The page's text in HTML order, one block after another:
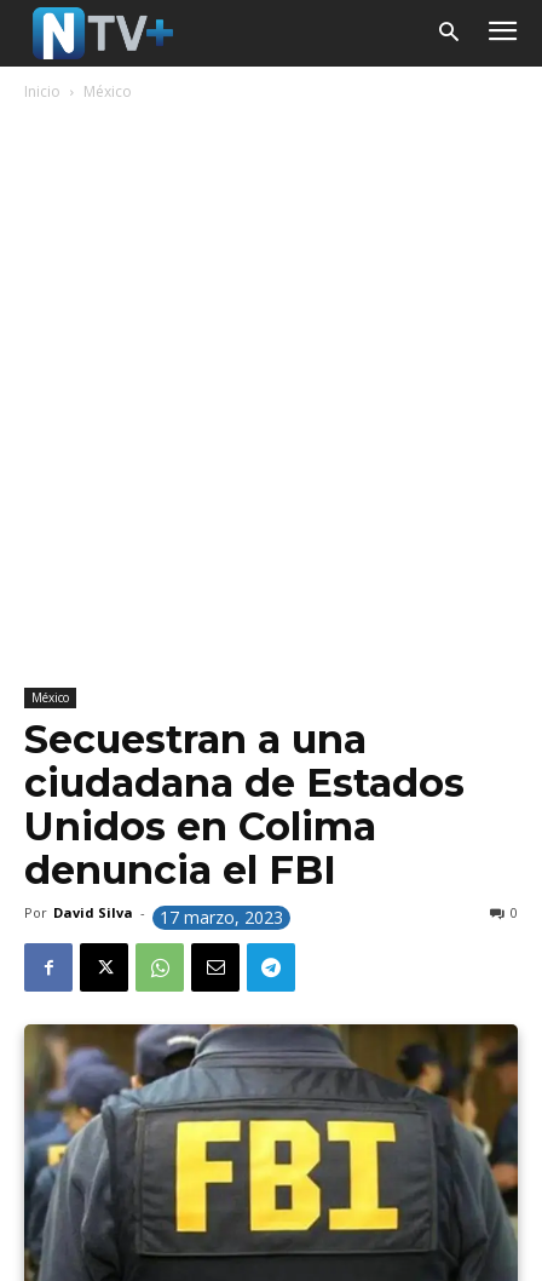
Inicio México
México
Secuestran a una
ciudadana de Estados
Unidos en Colima
denuncia el FBI
Por David Silva - 17 marzo, 2023 0